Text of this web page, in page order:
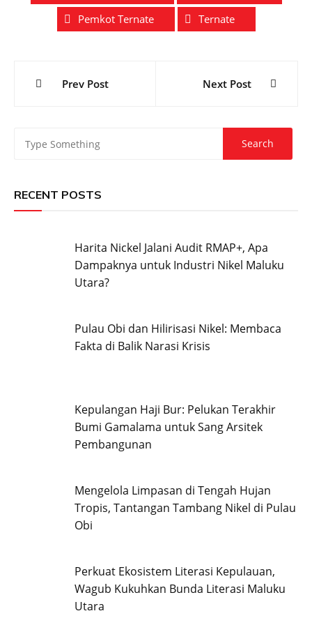
Pemkot Ternate
Ternate
navigation
Prev Post Next Post
RECENT POSTS
Harita Nickel Jalani Audit RMAP+, Apa
Dampaknya untuk Industri Nikel Maluku
Utara?
Pulau Obi dan Hilirisasi Nikel: Membaca
Fakta di Balik Narasi Krisis
Kepulangan Haji Bur: Pelukan Terakhir
Bumi Gamalama untuk Sang Arsitek
Pembangunan
Mengelola Limpasan di Tengah Hujan
Tropis, Tantangan Tambang Nikel di Pulau
Obi
Perkuat Ekosistem Literasi Kepulauan,
Wagub Kukuhkan Bunda Literasi Maluku
Utara